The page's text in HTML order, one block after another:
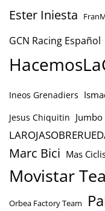
Ester Iniesta
GCN Racing Español
Ineos Grenadiers
Jesus Chiquitin
Marc Bici Mas
Movistar
Orbea Factory Team